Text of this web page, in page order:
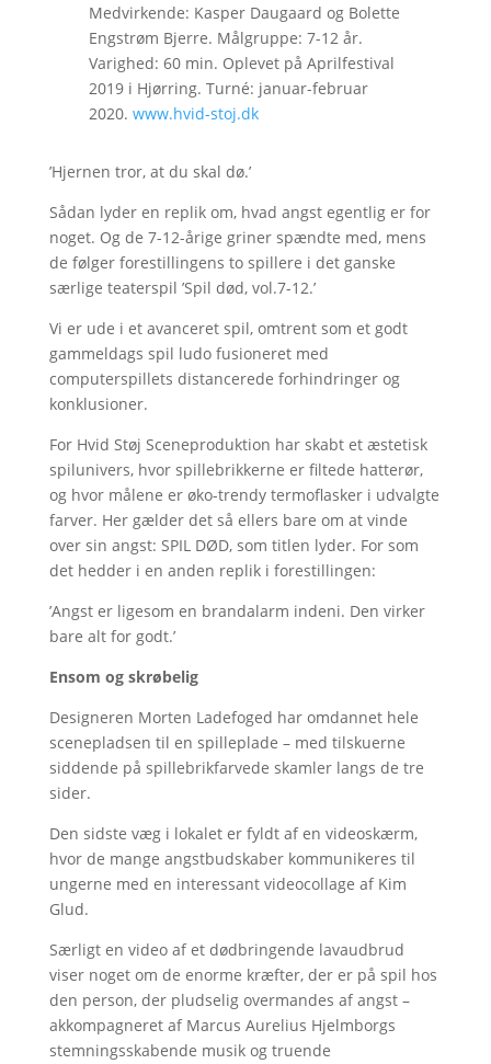
Medvirkende: Kasper Daugaard og Bolette
Engstrøm Bjerre. Målgruppe: 7-12 år.
Varighed: 60 min. Oplevet på Aprilfestival
2019 i Hjørring. Turné: januar-februar
2020. www.hvid-stoj.dk
’Hjernen tror, at du skal dø.’
Sådan lyder en replik om, hvad angst egentlig er for
noget. Og de 7-12-årige griner spændte med, mens
de følger forestillingens to spillere i det ganske
særlige teaterspil ’Spil død, vol.7-12.’
Vi er ude i et avanceret spil, omtrent som et godt
gammeldags spil ludo fusioneret med
computerspillets distancerede forhindringer og
konklusioner.
For Hvid Støj Sceneproduktion har skabt et æstetisk
spilunivers, hvor spillebrikkerne er filtede hatterør,
og hvor målene er øko-trendy termoflasker i udvalgte
farver. Her gælder det så ellers bare om at vinde
over sin angst: SPIL DØD, som titlen lyder. For som
det hedder i en anden replik i forestillingen:
’Angst er ligesom en brandalarm indeni. Den virker
bare alt for godt.’
Ensom og skrøbelig
Designeren Morten Ladefoged har omdannet hele
scenepladsen til en spilleplade – med tilskuerne
siddende på spillebrikfarvede skamler langs de tre
sider.
Den sidste væg i lokalet er fyldt af en videoskærm,
hvor de mange angstbudskaber kommunikeres til
ungerne med en interessant videocollage af Kim
Glud.
Særligt en video af et dødbringende lavaudbrud
viser noget om de enorme kræfter, der er på spil hos
den person, der pludselig overmandes af angst –
akkompagneret af Marcus Aurelius Hjelmborgs
stemningsskabende musik og truende